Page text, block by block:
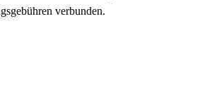
verbunden.